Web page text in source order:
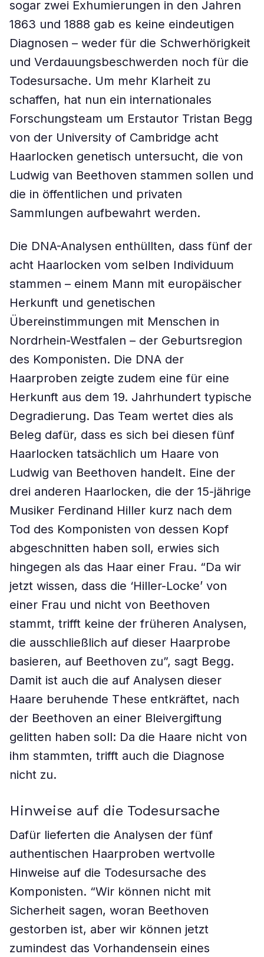
sogar zwei Exhumierungen in den Jahren
1863 und 1888 gab es keine eindeutigen
Diagnosen – weder für die Schwerhörigkeit
und Verdauungsbeschwerden noch für die
Todesursache. Um mehr Klarheit zu
schaffen, hat nun ein internationales
Forschungsteam um Erstautor Tristan Begg
von der University of Cambridge acht
Haarlocken genetisch untersucht, die von
Ludwig van Beethoven stammen sollen und
die in öffentlichen und privaten
Sammlungen aufbewahrt werden.
Die DNA-Analysen enthüllten, dass fünf der
acht Haarlocken vom selben Individuum
stammen – einem Mann mit europäischer
Herkunft und genetischen
Übereinstimmungen mit Menschen in
Nordrhein-Westfalen – der Geburtsregion
des Komponisten. Die DNA der
Haarproben zeigte zudem eine für eine
Herkunft aus dem 19. Jahrhundert typische
Degradierung. Das Team wertet dies als
Beleg dafür, dass es sich bei diesen fünf
Haarlocken tatsächlich um Haare von
Ludwig van Beethoven handelt. Eine der
drei anderen Haarlocken, die der 15-jährige
Musiker Ferdinand Hiller kurz nach dem
Tod des Komponisten von dessen Kopf
abgeschnitten haben soll, erwies sich
hingegen als das Haar einer Frau. “Da wir
jetzt wissen, dass die ‘Hiller-Locke’ von
einer Frau und nicht von Beethoven
stammt, trifft keine der früheren Analysen,
die ausschließlich auf dieser Haarprobe
basieren, auf Beethoven zu”, sagt Begg.
Damit ist auch die auf Analysen dieser
Haare beruhende These entkräftet, nach
der Beethoven an einer Bleivergiftung
gelitten haben soll: Da die Haare nicht von
ihm stammten, trifft auch die Diagnose
nicht zu.
Hinweise auf die Todesursache
Dafür lieferten die Analysen der fünf
authentischen Haarproben wertvolle
Hinweise auf die Todesursache des
Komponisten. “Wir können nicht mit
Sicherheit sagen, woran Beethoven
gestorben ist, aber wir können jetzt
zumindest das Vorhandensein eines